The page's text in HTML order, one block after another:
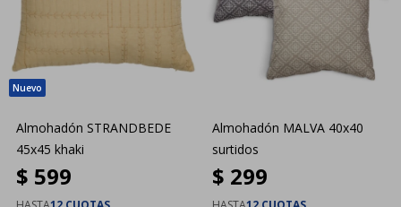
Almohadón STRANDBEDE
45x45 khaki
$ 599
Almohadón MALVA 40x40
surtidos
$ 299